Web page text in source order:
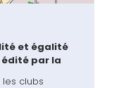
et égalité
édité par la
clubs